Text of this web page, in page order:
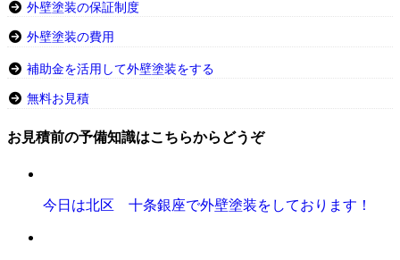
外壁塗装の保証制度
外壁塗装の費用
補助金を活用して外壁塗装をする
無料お見積
お見積前の予備知識はこちらからどうぞ
今日は北区 十条銀座で外壁塗装をしております！